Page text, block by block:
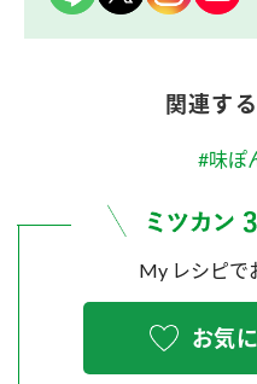
関連す
#味ぽ
My レシピで
お気